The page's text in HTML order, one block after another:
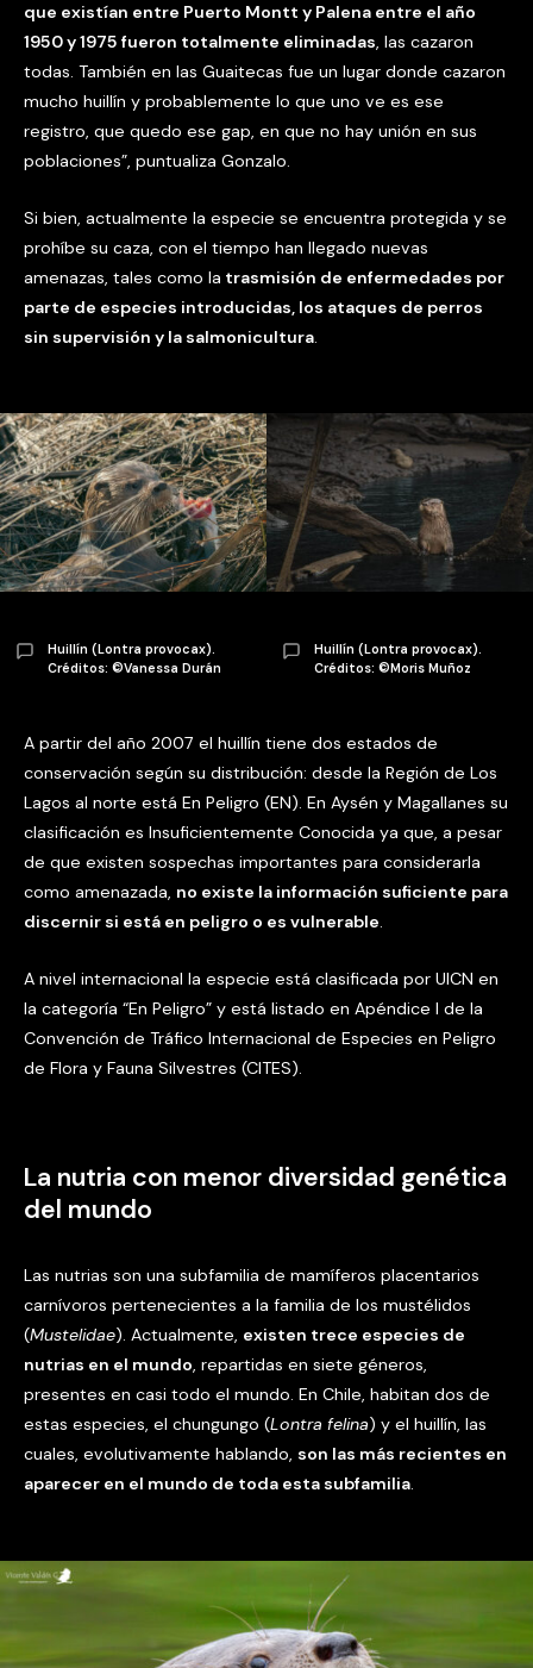
que existían entre Puerto Montt y Palena entre el año
1950 y 1975 fueron totalmente eliminadas, las cazaron
todas. También en las Guaitecas fue un lugar donde cazaron
mucho huillín y probablemente lo que uno ve es ese
registro, que quedo ese gap, en que no hay unión en sus
poblaciones”, puntualiza Gonzalo.
Si bien, actualmente la especie se encuentra protegida y se
prohíbe su caza, con el tiempo han llegado nuevas
amenazas, tales como la trasmisión de enfermedades por
parte de especies introducidas, los ataques de perros
sin supervisión y la salmonicultura.
Huillín (Lontra provocax).
Créditos: ©Vanessa Durán
Huillín (Lontra provocax).
Créditos: ©Moris Muñoz
A partir del año 2007 el huillín tiene dos estados de
conservación según su distribución: desde la Región de Los
Lagos al norte está En Peligro (EN). En Aysén y Magallanes su
clasificación es Insuficientemente Conocida ya que, a pesar
de que existen sospechas importantes para considerarla
como amenazada, no existe la información suficiente para
discernir si está en peligro o es vulnerable.
A nivel internacional la especie está clasificada por UICN en
la categoría “En Peligro” y está listado en Apéndice I de la
Convención de Tráfico Internacional de Especies en Peligro
de Flora y Fauna Silvestres (CITES).
La nutria con menor diversidad genética
del mundo
Las nutrias son una subfamilia de mamíferos placentarios
carnívoros pertenecientes a la familia de los mustélidos
(Mustelidae). Actualmente, existen trece especies de
nutrias en el mundo, repartidas en siete géneros,
presentes en casi todo el mundo. En Chile, habitan dos de
estas especies, el chungungo (Lontra felina) y el huillín, las
cuales, evolutivamente hablando, son las más recientes en
aparecer en el mundo de toda esta subfamilia.